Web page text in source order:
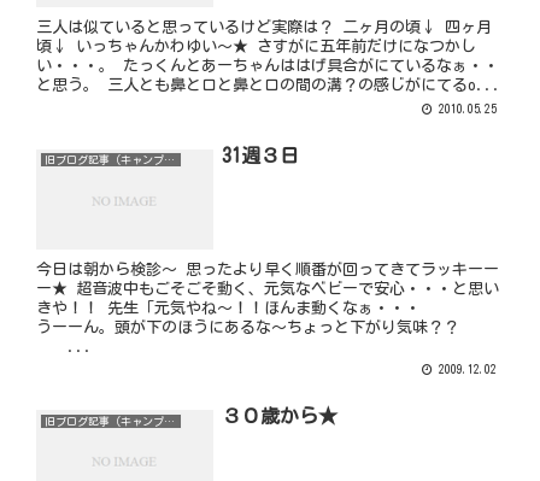
三人は似ていると思っているけど実際は？ 二ヶ月の頃↓ 四ヶ月
頃↓ いっちゃんかわゆい～★ さすがに五年前だけになつかし
い・・・。 たっくんとあーちゃんははげ具合がにているなぁ・・
と思う。 三人とも鼻と口と鼻と口の間の溝？の感じがにてるo...
2010.05.25
旧ブログ記事（キャンプ以外） 31週３日
今日は朝から検診～ 思ったより早く順番が回ってきてラッキーー
ー★ 超音波中もごそごそ動く、元気なベビーで安心・・・と思い
きや！！ 先生「元気やね～！！ほんま動くなぁ・・・
うーーん。頭が下のほうにあるな～ちょっと下がり気味？？
...
2009.12.02
旧ブログ記事（キャンプ以外） ３０歳から★